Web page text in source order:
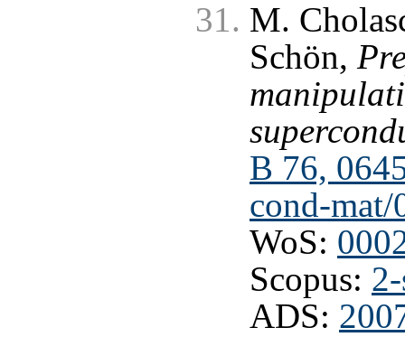
M.
Schön,
B 76,
cond-mat/
WoS:
Scopus:
ADS: